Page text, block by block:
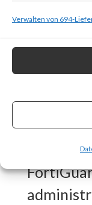
Verwalten von 694-
2024-
patch if